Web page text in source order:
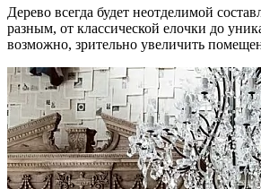
Дерево всегда будет неотделимой
разным, от классической елочки до
возможно, зрительно увеличить